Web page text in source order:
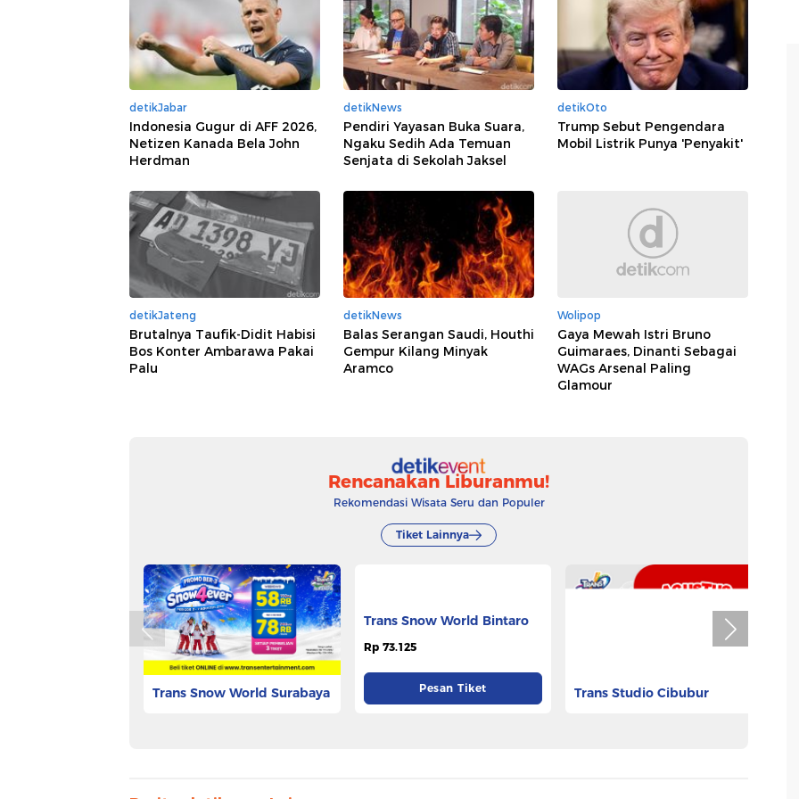
detikJabar
Indonesia Gugur di AFF 2026,
Netizen Kanada Bela John
Herdman
detikNews
Pendiri Yayasan Buka Suara,
Ngaku Sedih Ada Temuan
Senjata di Sekolah Jaksel
detikOto
Trump Sebut Pengendara
Mobil Listrik Punya 'Penyakit'
detikJateng
Brutalnya Taufik-Didit Habisi
Bos Konter Ambarawa Pakai
Palu
detikNews
Balas Serangan Saudi, Houthi
Gempur Kilang Minyak
Aramco
Wolipop
Gaya Mewah Istri Bruno
Guimaraes, Dinanti Sebagai
WAGs Arsenal Paling
Glamour
Rencanakan Liburanmu!
Rekomendasi Wisata Seru dan Populer
Tiket Lainnya
Trans Snow World Surabaya Trans Snow World Bintaro Trans Studio Cibubur